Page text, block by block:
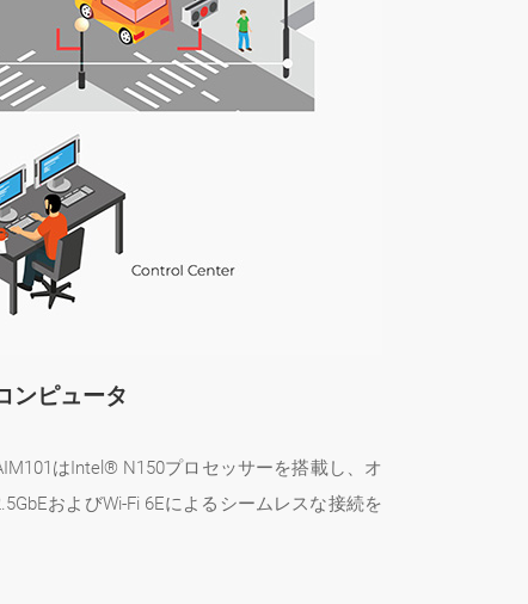
ンピュータ
はIntel® N150プロセッサーを搭載し、オ
およびWi-Fi 6Eによるシームレスな接続を